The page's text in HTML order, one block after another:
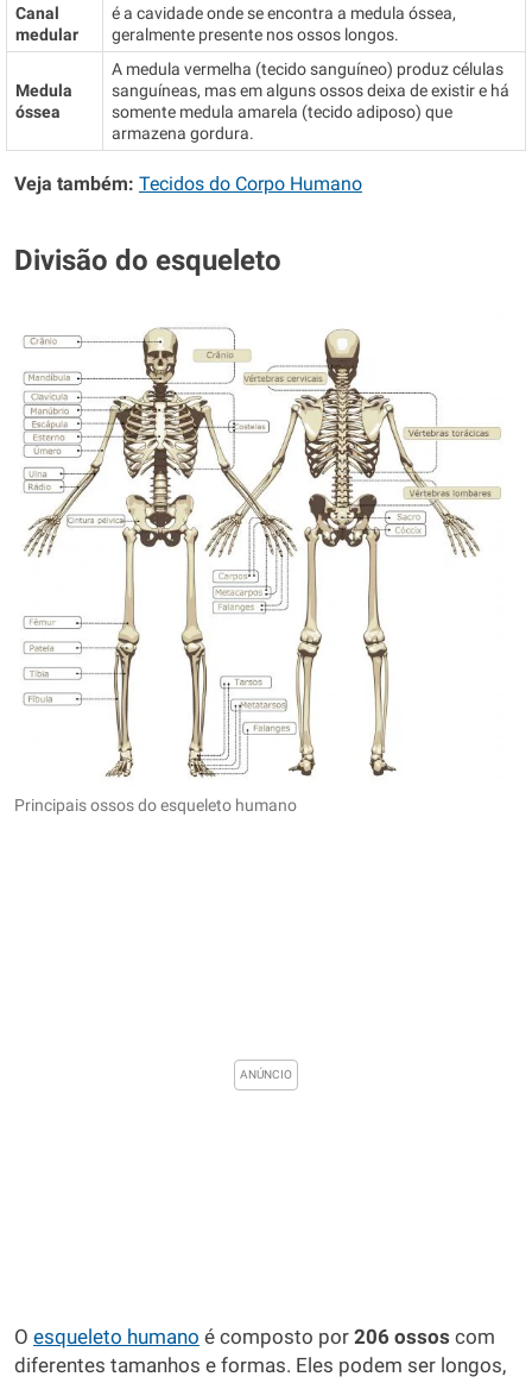
Canal
medular
é a cavidade onde se encontra a medula óssea,
geralmente presente nos ossos longos.
Medula
óssea
A medula vermelha (tecido sanguíneo) produz células
sanguíneas, mas em alguns ossos deixa de existir e há
somente medula amarela (tecido adiposo) que
armazena gordura.
Veja também: Tecidos do Corpo Humano
Divisão do esqueleto
Principais ossos do esqueleto humano
O esqueleto humano é composto por 206 ossos com
diferentes tamanhos e formas. Eles podem ser longos,